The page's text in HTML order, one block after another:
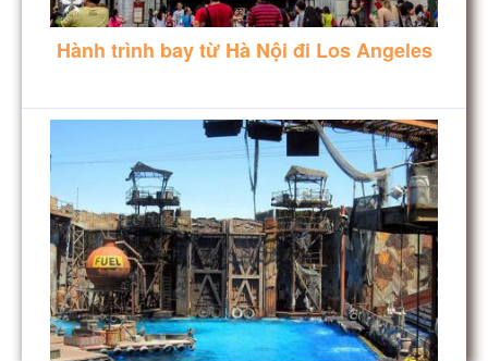
Hành trình bay từ Hà Nội đi Los Angeles